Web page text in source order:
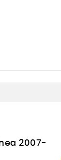
2007-